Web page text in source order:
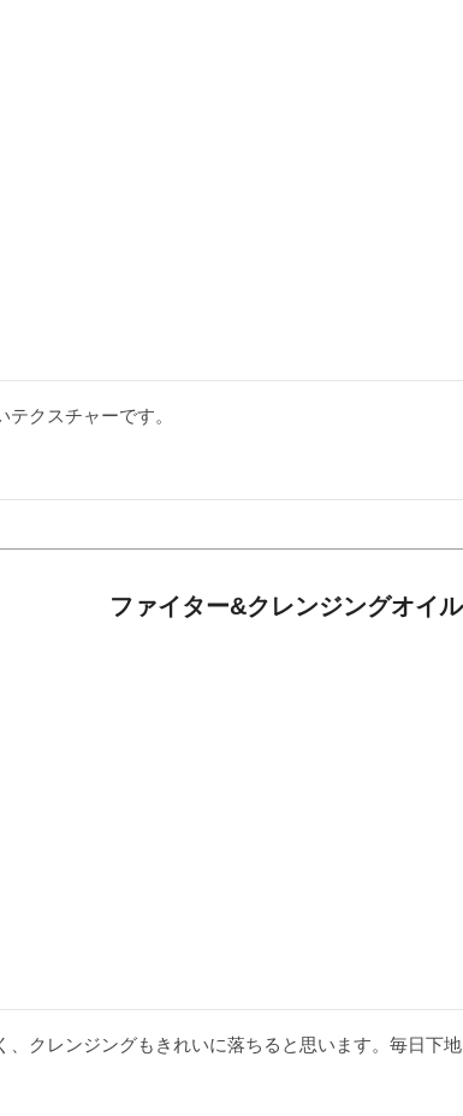
クスチャーです。
ファイター&クレンジングオイ
、クレンジングもきれいに落ちると思います。毎日下